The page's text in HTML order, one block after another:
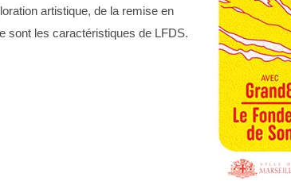
artistique, de la remise en
sont les caractéristiques de LFDS.